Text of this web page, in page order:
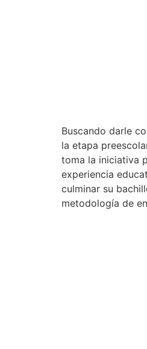
Buscando darle
la etapa
toma la iniciativa
experiencia
culminar su
metodología de